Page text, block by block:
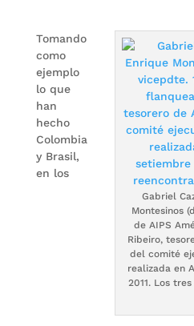
Gabriel
Montesinos
de AIPS
Ribeiro,
del comité
realizada en
2011. Los
Tomando
como
ejemplo
lo que
han
hecho
Colombia
y Brasil,
en los